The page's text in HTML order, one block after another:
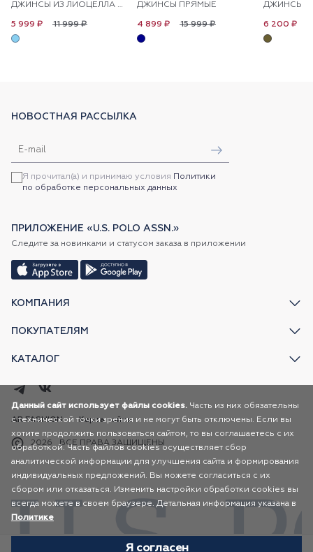
ДЖИНСЫ ИЗ ЛИОЦЕЛЛА НА КУЛИСКЕ ШИРОКИЕ
11 999 ₽
5 999 ₽
ДЖИНСЫ ПРЯМЫЕ
15 999 ₽
4 899 ₽ 6 200 ₽
КОМПАНИЯ
ПОКУПАТЕЛЯМ
КАТАЛОГ
НОВОСТНАЯ РАССЫЛКА
Я прочитал(а) и принимаю условия Политики
по обработке персональных данных
ПРИЛОЖЕНИЕ «U.S. POLO ASSN.»
Следите за новинками и статусом заказа в приложении
2026 ВСЕ ПРАВА ЗАЩИЩЕНЫ
AR FASHION Карта сайта
Данный сайт использует файлы cookies. Часть из них обязательны
с технической точки зрения и не могут быть отключены. Если вы
хотите продолжить пользоваться сайтом, то вы соглашаетесь с их
обработкой. Часть файлов cookies осуществляет сбор
аналитической информации для улучшения сайта и формирования
индивидуальных предложений. Вы можете согласиться с их
сбором или отказаться. Изменить настройки обработки cookies вы
всегда можете в своем браузере. Детальная информация указана в
Политике
Я согласен